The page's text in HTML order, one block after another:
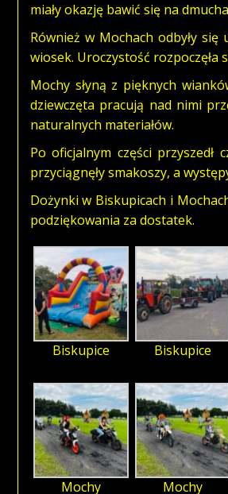
miały okazję bawić się na
Również w Mochach odbyły
wiosek. Uroczystość rozpoczęła
Mochy słyną z pięknych
dziewczęta pracują nad nimi
naturalnych materiałów.
Po oficjalnym części
przyciągnęły smakoszy, a
Dożynki w Biskupicach i
podziękowania za dostatek.
Biskupice Biskupice
Mochy Mochy